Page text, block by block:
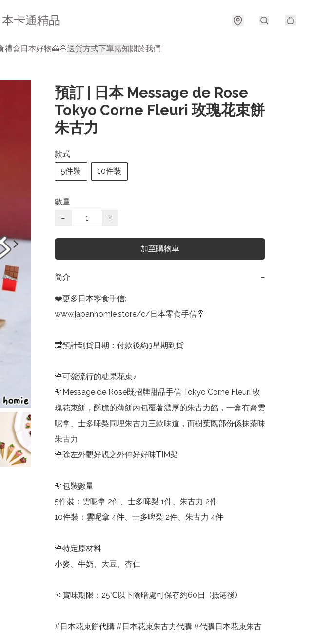
卡通精品
禮盒日本好物🗻🌸送貨方式下單需知關於我們
預訂 | 日本 Message de Rose
Tokyo Corne Fleuri 玫瑰花束餅
朱古力
款式
5件裝
10件裝
數量
−
+
加至購物車
簡介 −
❤️更多日本零食手信:
www.japanhomie.store/c/日本零食手信🍭
🔜預計到貨日期：付款後約3星期到貨
🌹可愛流行的糖果花束♪
🌹Message de Rose既招牌甜品手信 Tokyo Corne Fleuri 玫
瑰花束餅，酥脆的薄餅內包覆著濃厚的朱古力餡，一盒有齊雲
呢拿、士多啤梨同埋朱古力三款味道，而樹葉既部份係抹茶味
朱古力
🌹除左外觀好靚之外仲好好味TIM架
🌹包裝數量
5件裝：雲呢拿 2件、士多啤梨 1件、朱古力 2件
10件裝：雲呢拿 4件、士多啤梨 2件、朱古力 4件
🌹特定原材料
小麥、牛奶、大豆、杏仁
🔆賞味期限：25℃以下陰暗處可保存約60日  (抵港後)
#日本花束餅代購 #日本花束朱古力代購 #代購日本花束朱古